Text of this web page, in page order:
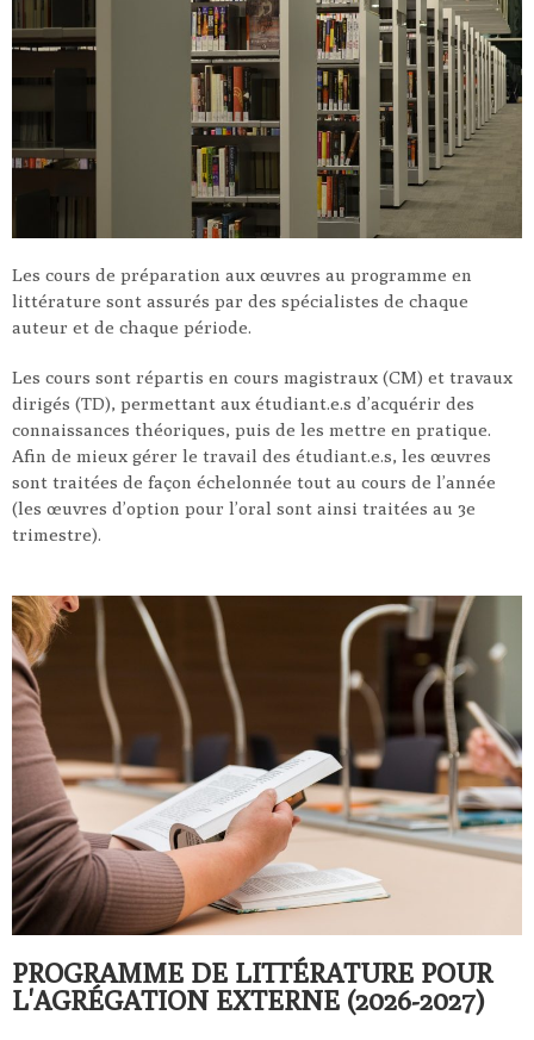
Les cours de préparation aux œuvres au programme en
littérature sont assurés par des spécialistes de chaque
auteur et de chaque période.
Les cours sont répartis en cours magistraux (CM) et travaux
dirigés (TD), permettant aux étudiant.e.s d’acquérir des
connaissances théoriques, puis de les mettre en pratique.
Afin de mieux gérer le travail des étudiant.e.s, les œuvres
sont traitées de façon échelonnée tout au cours de l’année
(les œuvres d’option pour l’oral sont ainsi traitées au 3e
trimestre).
PROGRAMME DE LITTÉRATURE POUR
L'AGRÉGATION EXTERNE (2026-2027)